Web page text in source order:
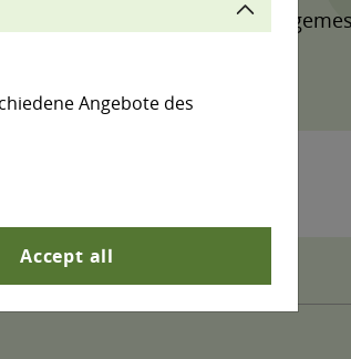
B5 werden Veränderungen
bzw. wieder einschalten.
Angebote des
Accept all